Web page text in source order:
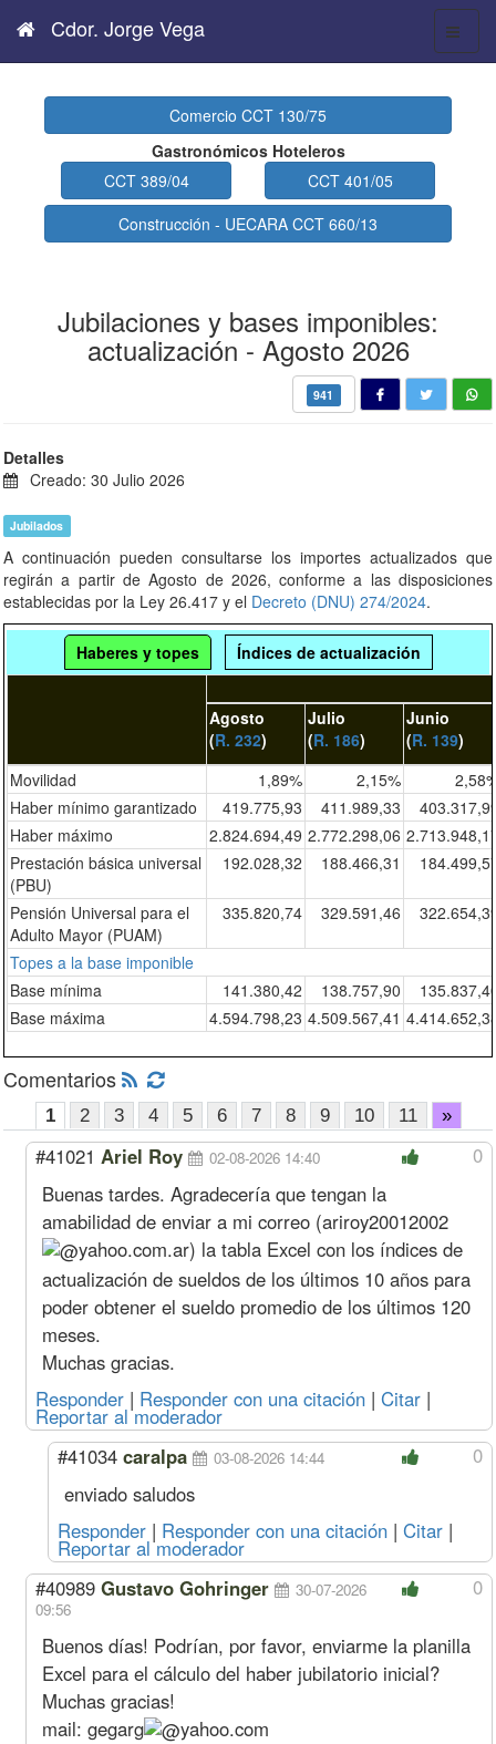
Cdor. Jorge Vega
Comercio CCT 130/75
Gastronómicos Hoteleros
CCT 389/04
CCT 401/05
Construcción - UECARA CCT 660/13
Jubilaciones y bases imponibles:
actualización - Agosto 2026
941
Detalles
Creado: 30 Julio 2026
Jubilados
A continuación pueden consultarse los importes actualizados que
regirán a partir de Agosto de 2026, conforme a las disposiciones
establecidas por la Ley 26.417 y el Decreto (DNU) 274/2024.
Haberes y topes Índices de actualización
Agosto
(R. 232)
Julio
(R. 186)
Junio
(R. 139)
Movilidad
1,89% 2,15%
Haber mínimo garantizado
419.775,93 411.989,33
Haber máximo
2.824.694,49 2.772.298,06
Prestación básica universal
(PBU)
192.028,32 188.466,31
Pensión Universal para el
Adulto Mayor (PUAM)
335.820,74 329.591,46
Topes a la base imponible
Base mínima
141.380,42 138.757,90
Base máxima
4.594.798,23 4.509.567,41
Comentarios
1 2 3 4 5 6 7 8 9 10 11 »
0
#41021 Ariel Roy 02-08-2026 14:40
Buenas tardes. Agradecería que tengan la
amabilidad de enviar a mi correo (ariroy20012002
yahoo.com.ar) la tabla Excel con los índices de
actualización de sueldos de los últimos 10 años para
poder obtener el sueldo promedio de los últimos 120
meses.
Muchas gracias.
Responder | Responder con una citación | Citar |
Reportar al moderador
0
#41034 caralpa 03-08-2026 14:44
enviado saludos
Responder | Responder con una citación | Citar |
Reportar al moderador
0
#40989 Gustavo Gohringer
30-07-2026
09:56
Buenos días! Podrían, por favor, enviarme la planilla
Excel para el cálculo del haber jubilatorio inicial?
Muchas gracias!
mail: gegarg
yahoo.com